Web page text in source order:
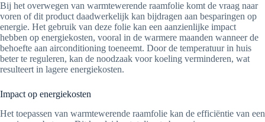
Bij het overwegen van warmtewerende raamfolie komt de vraag naar
voren of dit product daadwerkelijk kan bijdragen aan besparingen op
energie. Het gebruik van deze folie kan een aanzienlijke impact
hebben op energiekosten, vooral in de warmere maanden wanneer de
behoefte aan airconditioning toeneemt. Door de temperatuur in huis
beter te reguleren, kan de noodzaak voor koeling verminderen, wat
resulteert in lagere energiekosten.
Impact op energiekosten
Het toepassen van warmtewerende raamfolie kan de efficiëntie van een